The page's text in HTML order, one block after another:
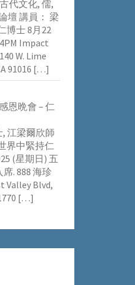
代文化, 儒,
壇 講員： 梁
博士 8月22
Impact
W. Lime
91016 […]
恩晩會 – 仁
江梁爾欣師
界中緊持仁
(星期日) 五
. 888 海珍
Valley Blvd,
[…]